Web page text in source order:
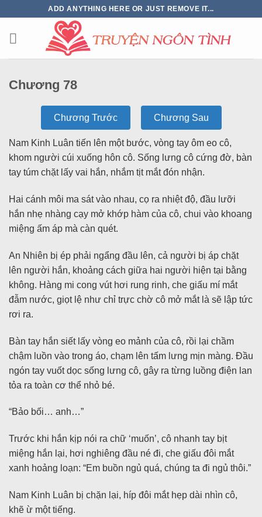
ADD ANYTHING HERE OR JUST REMOVE IT...
Chương 78
Chương Trước Chương Sau
Nam Kinh Luân tiến lên một bước, vòng tay ôm eo cô,
khom người cúi xuống hôn cô. Sống lưng cô cứng đờ, bàn
tay túm chặt lấy vai hắn, nhắm tịt mắt đón nhận.
Hai cánh môi ma sát vào nhau, cọ ra nhiệt độ, đầu lưỡi
hắn nhẹ nhàng cạy mở khớp hàm của cô, chui vào khoang
miệng ấm áp mà càn quét.
An Nhiên bị ép phải ngẩng đầu lên, cả người bị áp chặt
lên người hắn, khoảng cách giữa hai người hiện tại bằng
không. Hàng mi cong vút hơi rung rinh, che giấu mí mắt
đẫm nước, giọt lệ như chỉ trực chờ cô mở mắt là sẽ lập tức
rơi ra.
Bàn tay hắn siết lấy vòng eo mảnh của cô, rồi lại chầm
chậm luồn vào trong áo, chạm lên tấm lưng mịn màng. Đầu
ngón tay vuốt dọc sống lưng cô, gây ra từng luồng điện lan
tỏa ra toàn cơ thể nhỏ bé.
“Bảo bối… anh…”
Trước khi hắn kịp nói ra chữ ‘muốn’, cô nhanh tay bịt
miệng hắn lại, hơi nghiêng đầu né đi, che giấu đôi mắt
xanh hoảng loạn: “Em buồn ngủ quá, chúng ta đi ngủ thôi.”
Nam Kinh Luân bị chặn lại, híp đôi mắt hẹp dài nhìn cô,
khẽ ừ một tiếng.